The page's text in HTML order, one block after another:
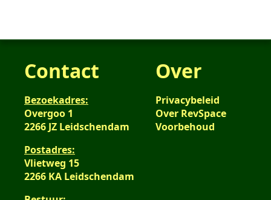
Contact
Bezoekadres:
Overgoo 1
2266 JZ Leidschendam
Postadres:
Vlietweg 15
2266 KA Leidschendam
Over
Privacybeleid
Over RevSpace
Voorbehoud